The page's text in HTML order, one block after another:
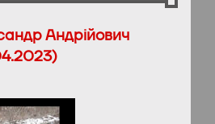
Андрійович